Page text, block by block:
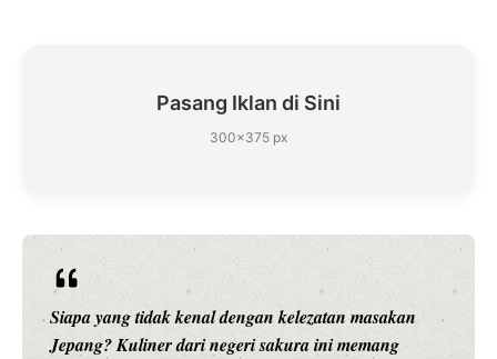
Pasang Iklan di Sini
300×375 px
Siapa yang tidak kenal dengan kelezatan masakan
Jepang? Kuliner dari negeri sakura ini memang